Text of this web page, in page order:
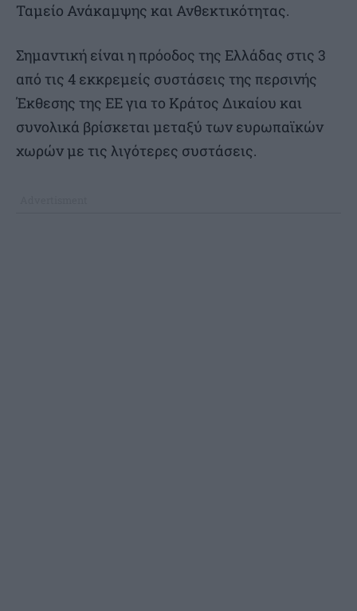
Ταμείο Ανάκαμψης και Ανθεκτικότητας.
Σημαντική είναι η πρόοδος της Ελλάδας στις 3
από τις 4 εκκρεμείς συστάσεις της περσινής
Έκθεσης της ΕΕ για το Κράτος Δικαίου και
συνολικά βρίσκεται μεταξύ των ευρωπαϊκών
χωρών με τις λιγότερες συστάσεις.